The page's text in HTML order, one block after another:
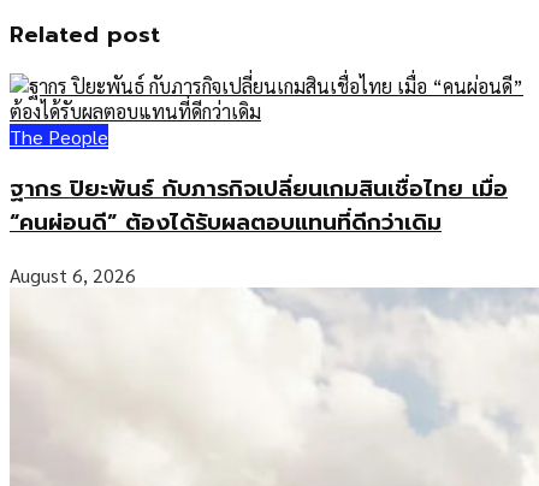
Related post
The People
ฐากร ปิยะพันธ์ กับภารกิจเปลี่ยนเกมสินเชื่อไทย เมื่อ
“คนผ่อนดี” ต้องได้รับผลตอบแทนที่ดีกว่าเดิม
August 6, 2026